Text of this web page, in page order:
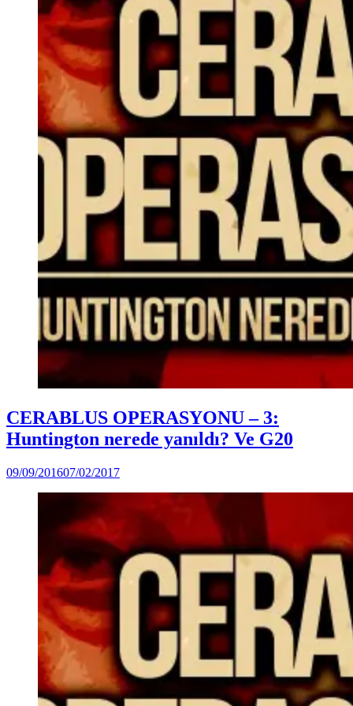
Posted
in
Dünya
(Video)
CERABLUS OPERASYONU – 3:
Huntington nerede yanıldı? Ve G20
by
09/09/201607/02/2017